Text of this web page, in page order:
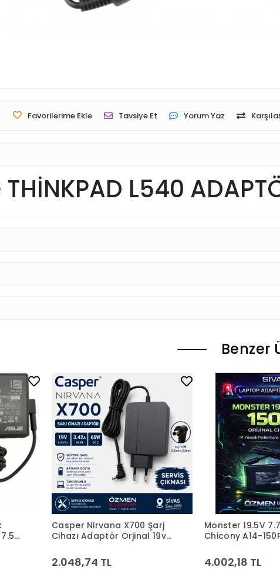
Favorilerime Ekle Tavsiye Et Yorum Yaz
THİNKPAD L540
Benzer
Casper Nirvana X700 Şarj
Cihazı Adaptör Orjinal 19v
2.048,74 TL
Monster 19.5V
Chicony A14-
4.002,18 TL